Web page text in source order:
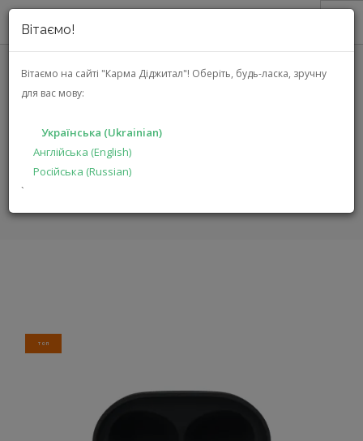
Вітаємо!
Вітаємо на сайті "Карма Діджитал"! Оберіть, будь-ласка, зручну
для вас мову:
Українська (Ukrainian)
Англійська (English)
Російська (Russian)
`
ПРО НАС
АКЦІЇ
РІШЕННЯ
ВИРОБНИКАМ
(JBLT115TWSBLK)
ГОЛОВНА КАТАЛОГ
ТОП